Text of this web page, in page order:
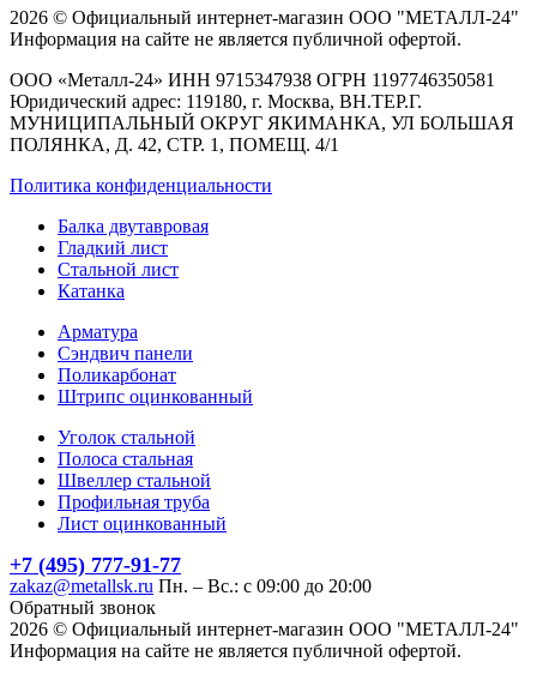
2026 © Официальный интернет-магазин ООО "МЕТАЛЛ-24"
Информация на сайте не является публичной офертой.
ООО «Металл-24» ИНН 9715347938 ОГРН 1197746350581
Юридический адрес: 119180, г. Москва, ВН.ТЕР.Г.
МУНИЦИПАЛЬНЫЙ ОКРУГ ЯКИМАНКА, УЛ БОЛЬШАЯ
ПОЛЯНКА, Д. 42, СТР. 1, ПОМЕЩ. 4/1
Политика конфиденциальности
Балка двутавровая
Гладкий лист
Стальной лист
Катанка
Арматура
Сэндвич панели
Поликарбонат
Штрипс оцинкованный
Уголок стальной
Полоса стальная
Швеллер стальной
Профильная труба
Лист оцинкованный
+7 (495) 777-91-77
zakaz@metallsk.ru Пн. – Вс.: с 09:00 до 20:00
Обратный звонок
2026 © Официальный интернет-магазин ООО "МЕТАЛЛ-24"
Информация на сайте не является публичной офертой.